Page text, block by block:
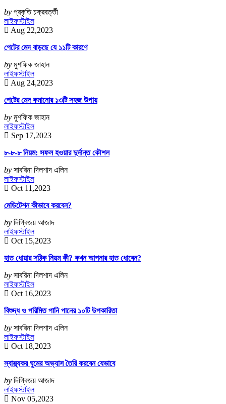
by প্রকৃতি চক্রবর্ত্তী
লাইফস্টাইল
Aug 22,2023
পেটের মেদ বাড়ছে যে ১১টি কারণে
by মুশফিক জাহান
লাইফস্টাইল
Aug 24,2023
পেটের মেদ কমানোর ১৩টি সহজ উপায়
by মুশফিক জাহান
লাইফস্টাইল
Sep 17,2023
৮-৮-৮ নিয়ম: সফল হওয়ার দুর্দান্ত কৌশল
by সাবরিনা দিলশাদ এলিন
লাইফস্টাইল
Oct 11,2023
মেডিটেশন কীভাবে করবেন?
by দিগ্বিজয় আজাদ
লাইফস্টাইল
Oct 15,2023
হাত ধোয়ার সঠিক নিয়ম কী? কখন আপনার হাত ধোবেন?
by সাবরিনা দিলশাদ এলিন
লাইফস্টাইল
Oct 16,2023
বিশুদ্ধ ও পরিমিত পানি পানের ১০টি উপকারিতা
by সাবরিনা দিলশাদ এলিন
লাইফস্টাইল
Oct 18,2023
স্বাস্থ্যকর ঘুমের অভ্যাস তৈরি করবেন যেভাবে
by দিগ্বিজয় আজাদ
লাইফস্টাইল
Nov 05,2023